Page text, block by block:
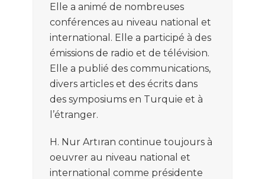
Elle a animé de nombreuses
conférences au niveau national et
international . Elle a participé à des
émissions de radio et de télévision.
Elle a publié des communications,
divers articles et des écrits dans
des symposiums en Turquie et à
’étranger.
H. Nur Artıran continue toujours à
oeuvrer au niveau national et
international comme présidente